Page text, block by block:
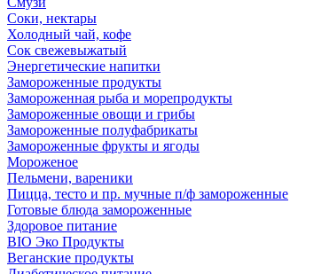
Соки, нектары
Холодный чай, кофе
Сок свежевыжатый
Энергетические напитки
Замороженные продукты
Замороженная рыба и морепродукты
Замороженные овощи и грибы
Замороженные полуфабрикаты
Замороженные фрукты и ягоды
Мороженое
Пельмени, вареники
Пицца, тесто и пр. мучные п/ф замороженные
Готовые блюда замороженные
Здоровое питание
BIO Эко Продукты
Веганские продукты